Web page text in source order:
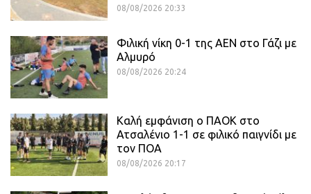
08/08/2026 20:33
Φιλική νίκη 0-1 της ΑΕΝ στο Γάζι με
Αλμυρό
08/08/2026 20:24
Καλή εμφάνιση ο ΠΑΟΚ στο
Ατσαλένιο 1-1 σε φιλικό παιγνίδι με
τον ΠΟΑ
08/08/2026 20:17